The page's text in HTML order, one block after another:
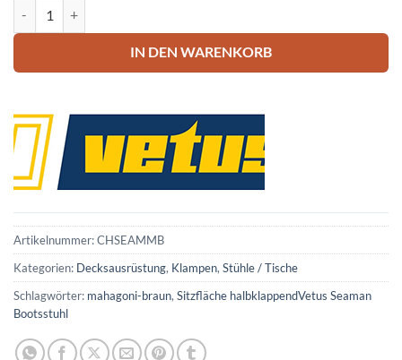
IN DEN WARENKORB
Artikelnummer:CHSEAMMB
Kategorien: Decksausrüstung, Klampen, Stühle / Tische
Schlagwörter: mahagoni-braun, Sitzfläche halbklappendVetus Seaman
Bootsstuhl